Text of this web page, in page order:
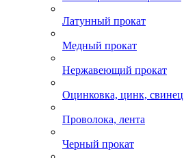
Латунный прокат
Медный прокат
Нержавеющий прокат
Оцинковка, цинк, свинец
Проволока, лента
Черный прокат